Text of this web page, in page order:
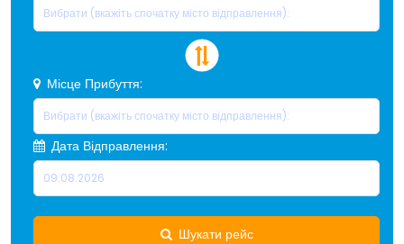
Місце Прибуття:
Дата Відправлення:
Шукати рейс